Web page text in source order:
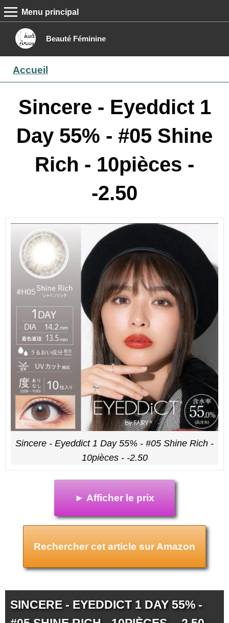
Beauté Féminine
MENU PRINCIPAL
Menu principal
Boutique
Contact
Accueil
Sincere - Eyeddict 1
Day 55% - #05 Shine
Rich - 10pièces -
-2.50
Sincere - Eyeddict 1 Day 55% - #05 Shine Rich -
10pièces - -2.50
► Afficher le prix
Rechercher cet article sur Amazon
SINCERE - EYEDDICT 1 DAY 55% -